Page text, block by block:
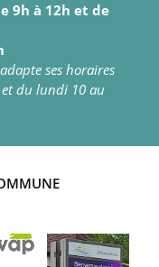
9h à 12h et de
ses horaires
et du lundi 10 au